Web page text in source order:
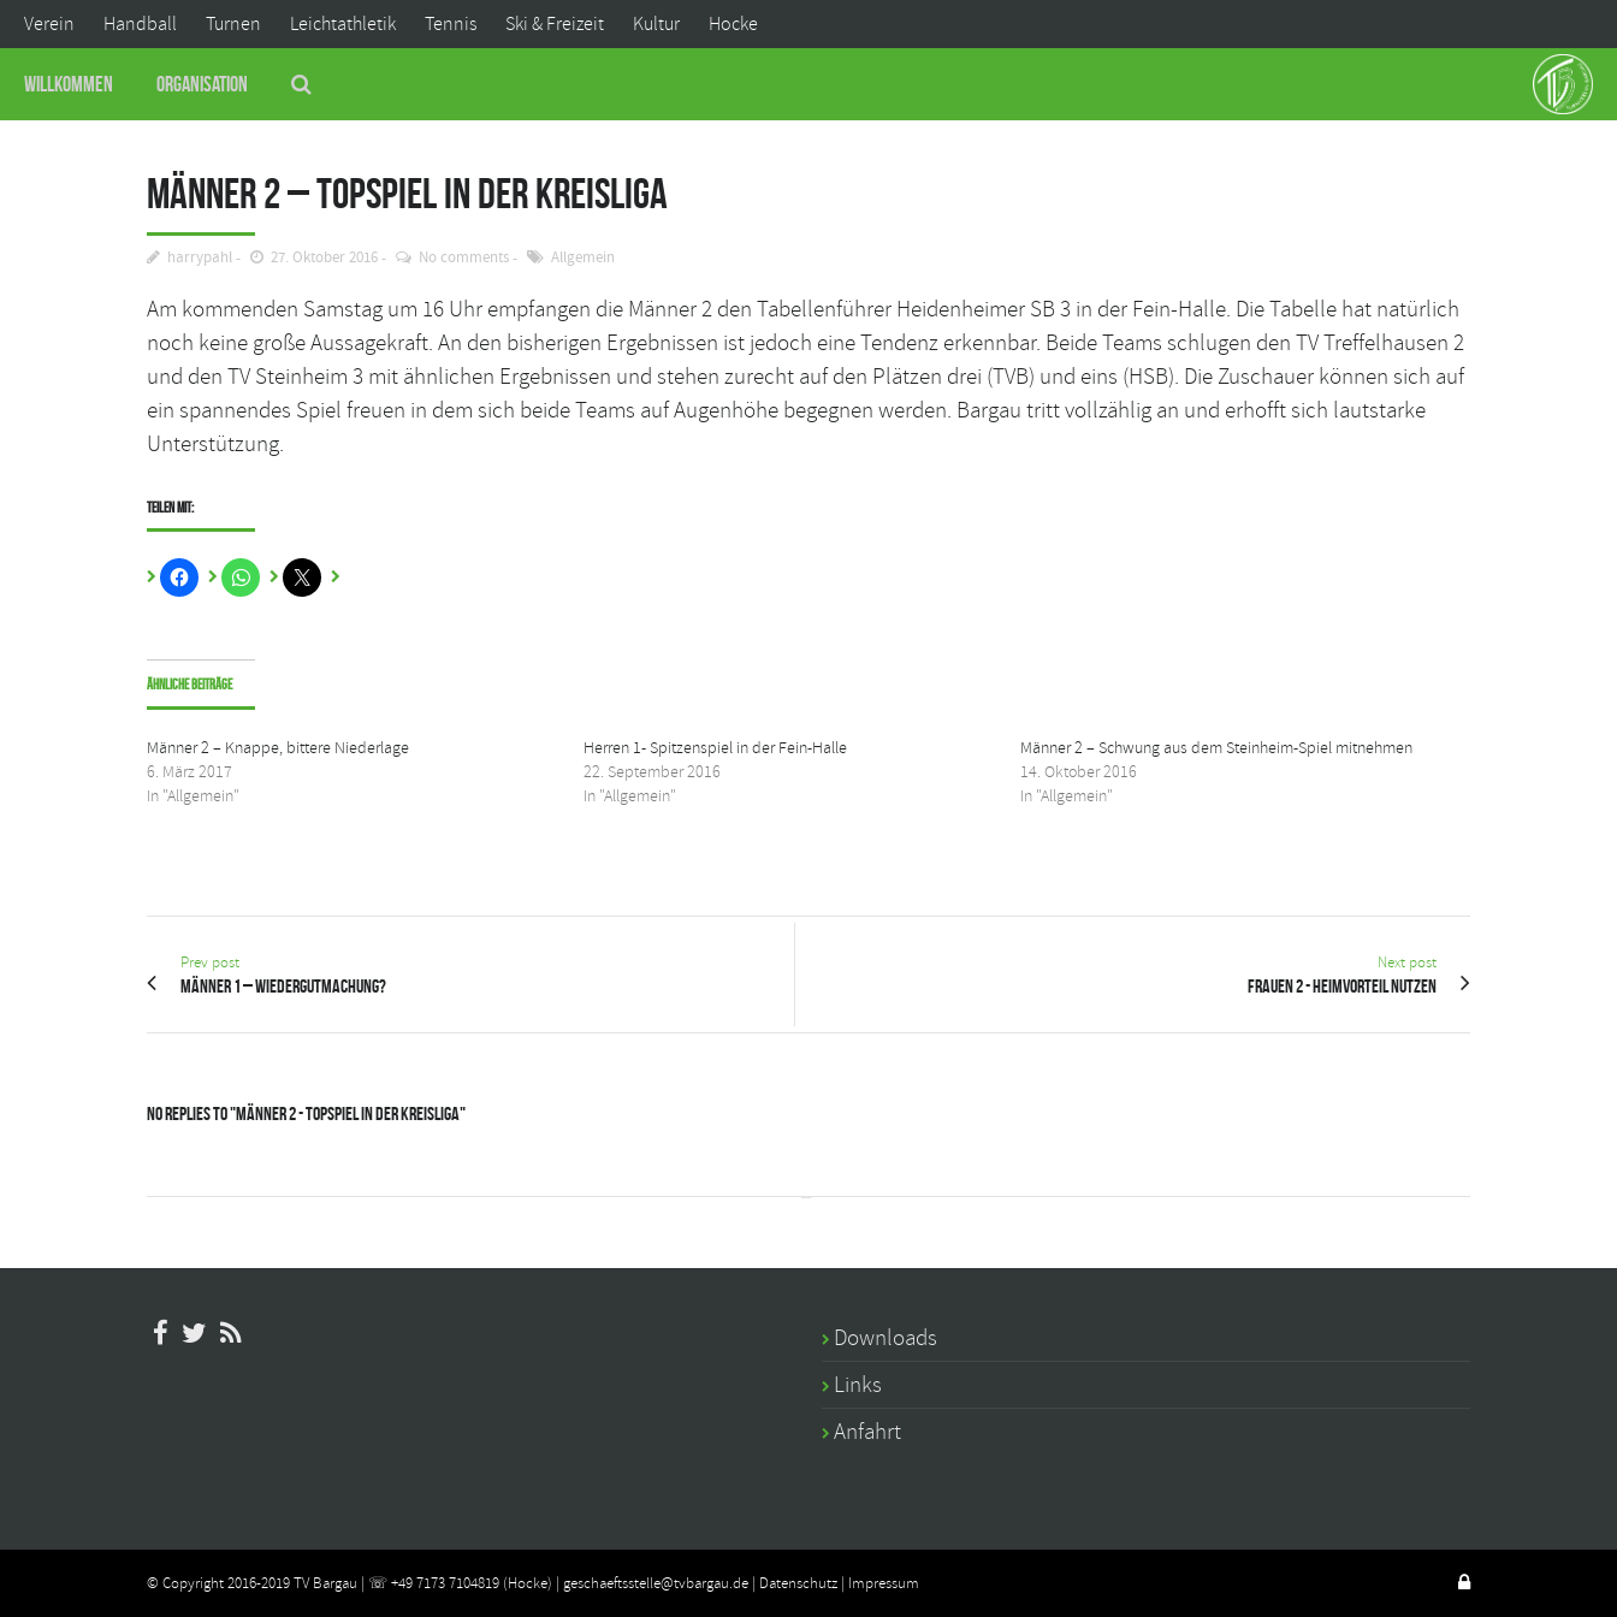
Verein Handball Turnen Leichtathletik Tennis Ski & Freizeit Kultur Hocke
Willkommen Organisation
Männer 2 – Topspiel in der Kreisliga
harrypahl 27. Oktober 2016 No comments Allgemein
Am kommenden Samstag um 16 Uhr empfangen die Männer 2 den Tabellenführer Heidenheimer SB 3 in der Fein-Halle. Die Tabelle hat natürlich
noch keine große Aussagekraft. An den bisherigen Ergebnissen ist jedoch eine Tendenz erkennbar. Beide Teams schlugen den TV Treffelhausen 2
und den TV Steinheim 3 mit ähnlichen Ergebnissen und stehen zurecht auf den Plätzen drei (TVB) und eins (HSB). Die Zuschauer können sich auf
ein spannendes Spiel freuen in dem sich beide Teams auf Augenhöhe begegnen werden. Bargau tritt vollzählig an und erhofft sich lautstarke
Unterstützung.
Teilen mit:
Ähnliche Beiträge
Männer 2 – Knappe, bittere Niederlage
6. März 2017
In "Allgemein"
Herren 1- Spitzenspiel in der Fein-Halle
22. September 2016
In "Allgemein"
Männer 2 – Schwung aus dem Steinheim-Spiel mitnehmen
14. Oktober 2016
In "Allgemein"
Prev post
Männer 1 – Wiedergutmachung?
Next post
Frauen 2 - Heimvorteil nutzen
No Replies to "Männer 2 - Topspiel in der Kreisliga"
Downloads
Links
Anfahrt
© Copyright 2016-2019 TV Bargau | ☏ +49 7173 7104819 (Hocke) | geschaeftsstelle@tvbargau.de | Datenschutz | Impressum